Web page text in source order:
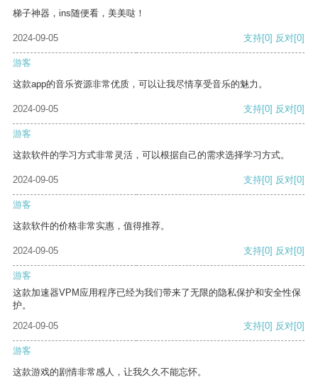
梯子神器，ins随便看，美美哒！
2024-09-05 支持[0] 反对[0]
游客
这款app的音乐资源非常优质，可以让我尽情享受音乐的魅力。
2024-09-05 支持[0] 反对[0]
游客
这款软件的学习方式非常灵活，可以根据自己的需求选择学习方式。
2024-09-05 支持[0] 反对[0]
游客
这款软件的价格非常实惠，值得推荐。
2024-09-05 支持[0] 反对[0]
游客
这款加速器VPM应用程序已经为我们带来了无限的隐私保护和安全性保
护。
2024-09-05
支持[0] 反对[0]
游客
这款游戏的剧情非常感人，让我久久不能忘怀。